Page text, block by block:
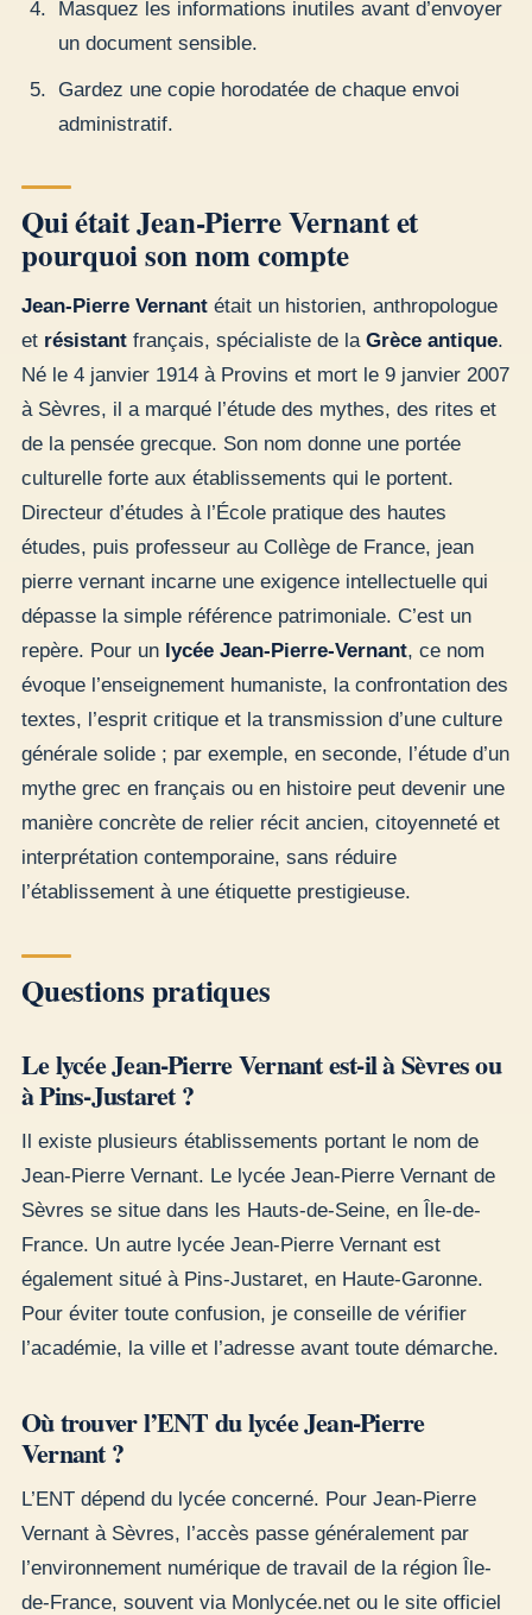
Masquez les informations inutiles avant d’envoyer
un document sensible.
Gardez une copie horodatée de chaque envoi
administratif.
Qui était Jean-Pierre Vernant et
pourquoi son nom compte
Jean-Pierre Vernant était un historien, anthropologue
et résistant français, spécialiste de la Grèce antique.
Né le 4 janvier 1914 à Provins et mort le 9 janvier 2007
à Sèvres, il a marqué l’étude des mythes, des rites et
de la pensée grecque. Son nom donne une portée
culturelle forte aux établissements qui le portent.
Directeur d’études à l’École pratique des hautes
études, puis professeur au Collège de France, jean
pierre vernant incarne une exigence intellectuelle qui
dépasse la simple référence patrimoniale. C’est un
repère. Pour un lycée Jean-Pierre-Vernant, ce nom
évoque l’enseignement humaniste, la confrontation des
textes, l’esprit critique et la transmission d’une culture
générale solide ; par exemple, en seconde, l’étude d’un
mythe grec en français ou en histoire peut devenir une
manière concrète de relier récit ancien, citoyenneté et
interprétation contemporaine, sans réduire
l’établissement à une étiquette prestigieuse.
Questions pratiques
Le lycée Jean-Pierre Vernant est-il à Sèvres ou
à Pins-Justaret ?
Il existe plusieurs établissements portant le nom de
Jean-Pierre Vernant. Le lycée Jean-Pierre Vernant de
Sèvres se situe dans les Hauts-de-Seine, en Île-de-
France. Un autre lycée Jean-Pierre Vernant est
également situé à Pins-Justaret, en Haute-Garonne.
Pour éviter toute confusion, je conseille de vérifier
l’académie, la ville et l’adresse avant toute démarche.
Où trouver l’ENT du lycée Jean-Pierre
Vernant ?
L’ENT dépend du lycée concerné. Pour Jean-Pierre
Vernant à Sèvres, l’accès passe généralement par
l’environnement numérique de travail de la région Île-
de-France, souvent via Monlycée.net ou le site officiel